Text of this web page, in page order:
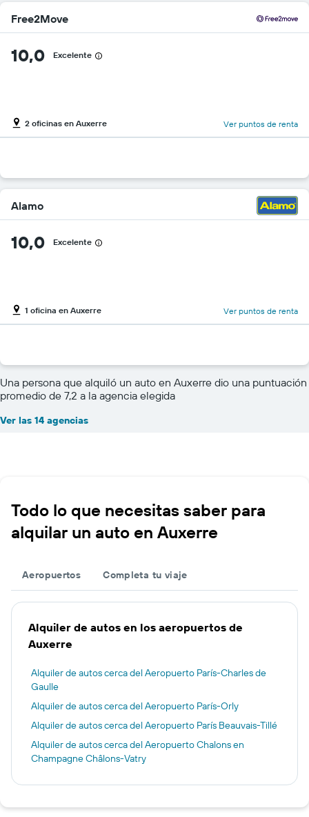
Free2Move
10,0 Excelente
2 oficinas en Auxerre Ver puntos de renta
Alamo
10,0 Excelente
1 oficina en Auxerre Ver puntos de renta
Una persona que alquiló un auto en Auxerre dio una puntuación
promedio de 7,2 a la agencia elegida
Ver las 14 agencias
Todo lo que necesitas saber para
alquilar un auto en Auxerre
Aeropuertos Completa tu viaje
Alquiler de autos en los aeropuertos de
Auxerre
Alquiler de autos cerca del Aeropuerto París-Charles de
Gaulle
Alquiler de autos cerca del Aeropuerto París-Orly
Alquiler de autos cerca del Aeropuerto París Beauvais-Tillé
Alquiler de autos cerca del Aeropuerto Chalons en
Champagne Châlons-Vatry